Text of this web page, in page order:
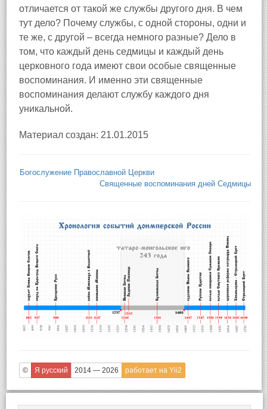
отличается от такой же службы другого дня. В чем
тут дело? Почему службы, с одной стороны, одни и
те же, с другой – всегда немного разные? Дело в
том, что каждый день седмицы и каждый день
церковного года имеют свои особые священные
воспоминания. И именно эти священные
воспоминания делают службу каждого дня
уникальной.
Материал создан: 21.01.2015
Богослужение Православной Церкви
Священные воспоминания дней Седмицы
© Я русский 2014 — 2026 работает на Yii2